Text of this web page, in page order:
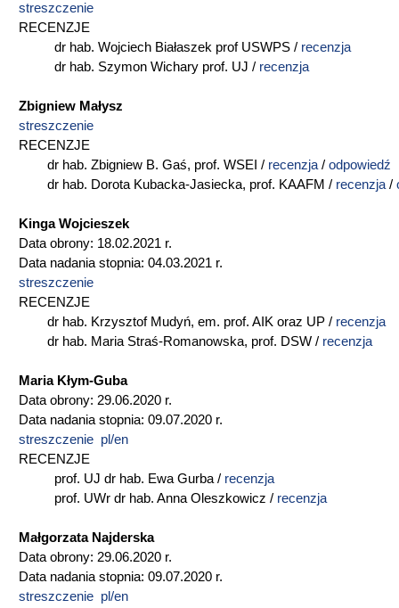
streszczenie
RECENZJE
dr hab. Wojciech Białaszek prof USWPS / recenzja
dr hab. Szymon Wichary prof. UJ / recenzja
Zbigniew Małysz
streszczenie
RECENZJE
dr hab. Zbigniew B. Gaś, prof. WSEI / recenzja / odpowiedź
dr hab. Dorota Kubacka-Jasiecka, prof. KAAFM / recenzja /
Kinga Wojcieszek
Data obrony: 18.02.2021 r.
Data nadania stopnia: 04.03.2021 r.
streszczenie
RECENZJE
dr hab. Krzysztof Mudyń, em. prof. AIK oraz UP / recenzja
dr hab. Maria Straś-Romanowska, prof. DSW / recenzja
Maria Kłym-Guba
Data obrony: 29.06.2020 r.
Data nadania stopnia: 09.07.2020 r.
streszczenie pl/en
RECENZJE
prof. UJ dr hab. Ewa Gurba / recenzja
prof. UWr dr hab. Anna Oleszkowicz / recenzja
Małgorzata Najderska
Data obrony: 29.06.2020 r.
Data nadania stopnia: 09.07.2020 r.
streszczenie pl/en